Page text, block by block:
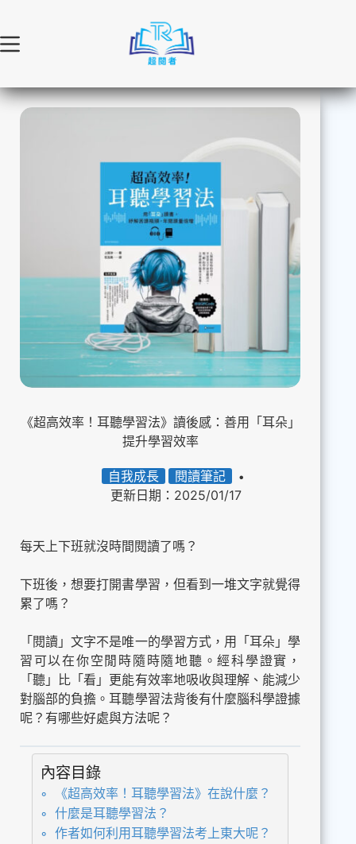
主
內
容
《超高效率！耳聽學習法》讀後感：善用「耳朵」
提升學習效率
自我成長
閱讀筆記
更新日期：2025/01/17
每天上下班就沒時間閱讀了嗎？
下班後，想要打開書學習，但看到一堆文字就覺得
累了嗎？
「閱讀」文字不是唯一的學習方式，用「耳朵」學
習可以在你空閒時隨時隨地聽。經科學證實，
「聽」比「看」更能有效率地吸收與理解、能減少
對腦部的負擔。耳聽學習法背後有什麼腦科學證據
呢？有哪些好處與方法呢？
內容目錄
《超高效率！耳聽學習法》在說什麼？
什麼是耳聽學習法？
作者如何利用耳聽學習法考上東大呢？